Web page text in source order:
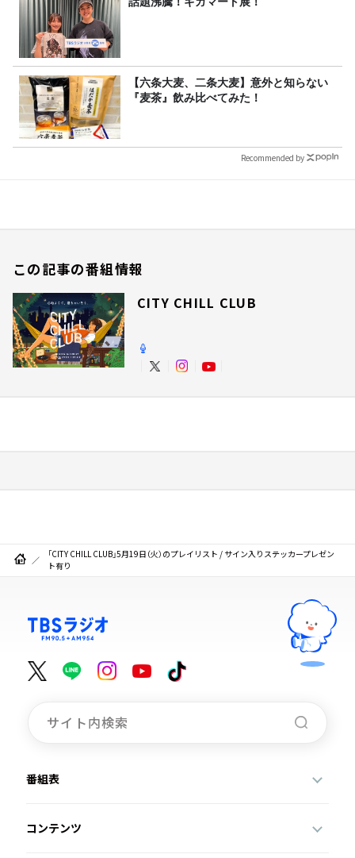
【六条大麦、二条大麦】意外と知らない
『麦茶』飲み比べてみた！
Recommended by
この記事の番組情報
CITY CHILL CLUB
「CITY CHILL CLUB」5月19日（火）のプレイリスト / サイン入りステッカープレゼン
ト有り
番組表
コンテンツ